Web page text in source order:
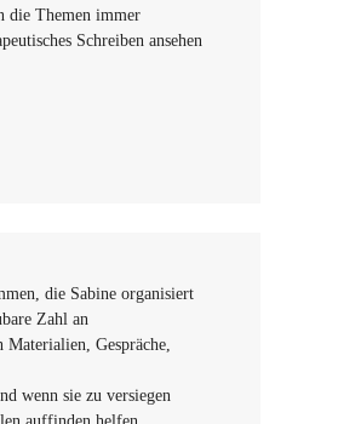
die Themen immer
Schreiben ansehen
die Sabine organisiert
Zahl an
Gespräche,
wenn sie zu versiegen